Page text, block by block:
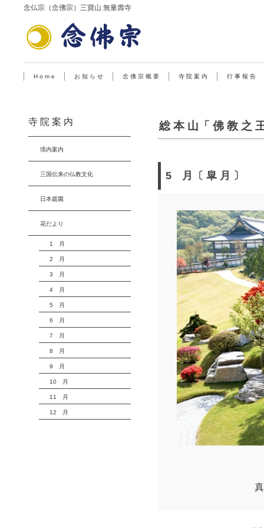
念仏宗（念佛宗）三寶山 無量壽寺
H o m e お 知 ら せ 念 佛 宗 概 要 寺 院 案 内 行 事 報 告
総 本 山「 佛 教 之
5 月〔 皐 月 〕
寺 院 案 内
境内案内
三国伝来の仏教文化
日本庭園
花だより
1 月
2 月
3 月
4 月
5 月
6 月
7 月
8 月
9 月
10 月
11 月
12 月